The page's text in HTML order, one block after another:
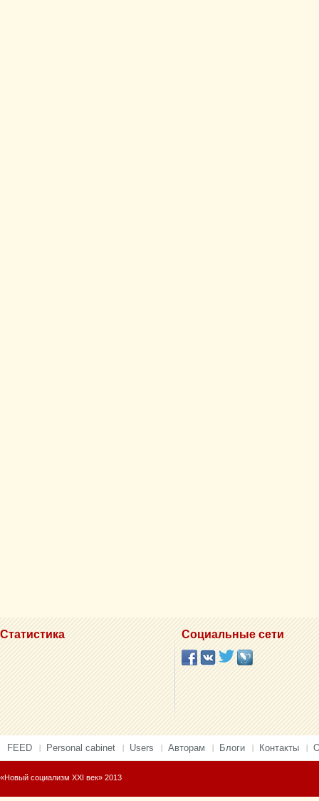
Статистика Социальные сети
FEED Personal cabinet Users Авторам Блоги Контакты
«Новый социализм XXI век» 2013